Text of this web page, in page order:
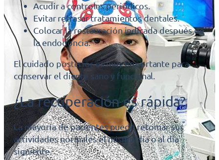
Acudir a controles periódicos.
Evitar retrasar tratamientos dentales.
Colocar la restauración indicada después de
la endodoncia.
El cuidado posterior es muy importante para
conservar el diente sano y funcional.
¿La recuperación es rápida?
La mayoría de pacientes puede retomar sus
actividades normales el mismo día o al día
siguiente.